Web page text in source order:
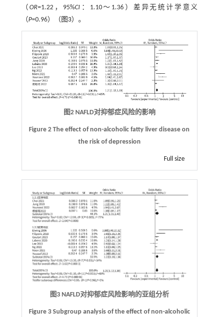
（OR=1.22，95%CI ：1.10～1.36）差异无统计学意义
（P=0.96）（ 图3）。
图2 NAFLD对抑郁症风险的影响
Figure 2 The effect of non-alcoholic fatty liver disease on
the risk of depression
Full size
图3 NAFLD对抑郁症风险影响的亚组分析
Figure 3 Subgroup analysis of the effect of non-alcoholic